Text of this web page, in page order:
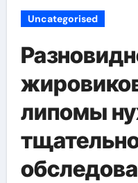
Uncategorised
липомы